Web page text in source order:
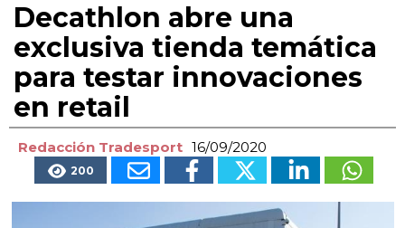
Decathlon abre una
exclusiva tienda temática
para testar innovaciones
en retail
Redacción Tradesport 16/09/2020
200